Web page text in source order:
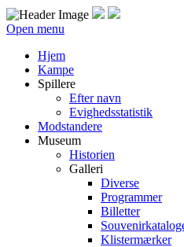
Open menu
Hjem
Kampe
Spillere
Efter navn
Evighedsstatistik
Modstandere
Museum
Historien
Galleri
Diverse
Programmer
Billetter
Klistermærker